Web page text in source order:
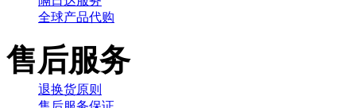
全球产品代购
售后服务
退换货原则